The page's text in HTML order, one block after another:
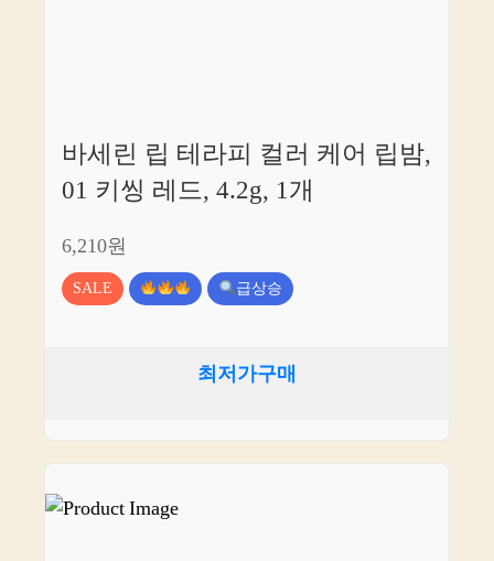
바세린 립 테라피 컬러 케어 립밤,
01 키씽 레드, 4.2g, 1개
6,210원
SALE 급상승
최저가구매